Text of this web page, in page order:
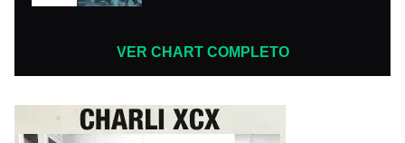
VER CHART COMPLETO